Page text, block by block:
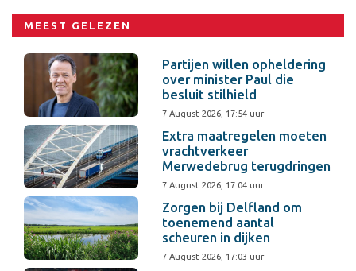
MEEST GELEZEN
Partijen willen opheldering
over minister Paul die
besluit stilhield
7 August 2026, 17:54 uur
Extra maatregelen moeten
vrachtverkeer
Merwedebrug terugdringen
7 August 2026, 17:04 uur
Zorgen bij Delfland om
toenemend aantal
scheuren in dijken
7 August 2026, 17:03 uur